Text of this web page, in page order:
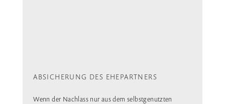
ABSICHERUNG DES EHEPARTNERS
Wenn der Nachlass nur aus dem selbstgenutzten